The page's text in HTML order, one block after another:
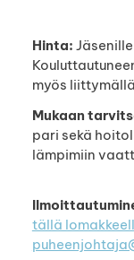
Hinta:
myös
Mukaan
pari sekä
lämpimiin
tällä